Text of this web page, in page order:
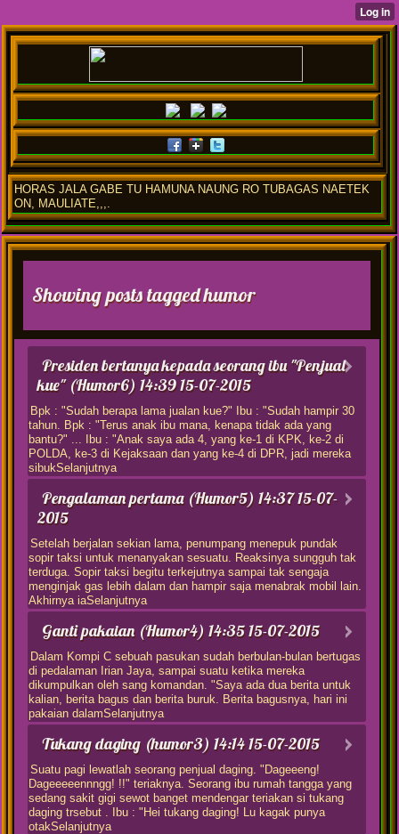
HORAS JALA GABE TU HAMUNA NAUNG RO TUBAGAS NAETEK
ON, MAULIATE,,,.
Showing posts tagged humor
Presiden bertanya kepada seorang ibu "Penjual
kue" (Humor6) 14:39 15-07-2015
Bpk : "Sudah berapa lama jualan kue?" Ibu : "Sudah hampir 30
tahun. Bpk : "Terus anak ibu mana, kenapa tidak ada yang
bantu?" ... Ibu : "Anak saya ada 4, yang ke-1 di KPK, ke-2 di
POLDA, ke-3 di Kejaksaan dan yang ke-4 di DPR, jadi mereka
sibukSelanjutnya
Pengalaman pertama (Humor5) 14:37 15-07-
2015
Setelah berjalan sekian lama, penumpang menepuk pundak
sopir taksi untuk menanyakan sesuatu. Reaksinya sungguh tak
terduga. Sopir taksi begitu terkejutnya sampai tak sengaja
menginjak gas lebih dalam dan hampir saja menabrak mobil lain.
Akhirnya iaSelanjutnya
Ganti pakaian (Humor4) 14:35 15-07-2015
Dalam Kompi C sebuah pasukan sudah berbulan-bulan bertugas
di pedalaman Irian Jaya, sampai suatu ketika mereka
dikumpulkan oleh sang komandan. "Saya ada dua berita untuk
kalian, berita bagus dan berita buruk. Berita bagusnya, hari ini
pakaian dalamSelanjutnya
Tukang daging (humor3) 14:14 15-07-2015
Suatu pagi lewatlah seorang penjual daging. "Dageeeng!
Dageeeeennngg! !!" teriaknya. Seorang ibu rumah tangga yang
sedang sakit gigi sewot banget mendengar teriakan si tukang
daging trsebut . Ibu : "Hei tukang daging! Lu kagak punya
otakSelanjutnya